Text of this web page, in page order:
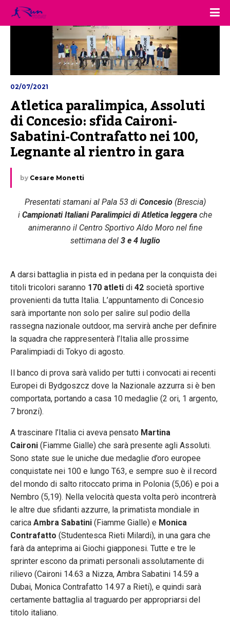
02/07/2021
Atletica paralimpica, Assoluti
di Concesio: sfida Caironi-
Sabatini-Contrafatto nei 100,
Legnante al rientro in gara
by Cesare Monetti
Presentati stamani al Pala 53 di Concesio(Brescia)
i Campionati Italiani Paralimpici di Atletica leggera che
animeranno il Centro Sportivo Aldo Moro nel fine
settimana del 3 e 4 luglio
A darsi battaglia in pista ed in pedana per la conquista dei
titoli tricolori saranno 170 atleti di 42 società sportive
provenienti da tutta Italia. L’appuntamento di Concesio
sarà importante non solo per salire sul podio della
rassegna nazionale outdoor, ma servirà anche per definire
la squadra che rappresenterà l’Italia alle prossime
Paralimpiadi di Tokyo di agosto.
Il banco di prova sarà valido per tutti i convocati ai recenti
Europei di Bydgoszcz dove la Nazionale azzurra si è ben
comportata, portando a casa 10 medaglie (2 ori, 1 argento,
7 bronzi).
A trascinare l’Italia ci aveva pensato Martina
Caironi (Fiamme Gialle) che sarà presente agli Assoluti.
Sono state sue le uniche due medaglie d’oro europee
conquistate nei 100 e lungo T63, e sempre suo è il record
del mondo di salto ritoccato prima in Polonia (5,06) e poi a
Nembro (5,19). Nella velocità questa volta però incontrerà
le altre due sfidanti azzurre, la primatista mondiale in
carica Ambra Sabatini (Fiamme Gialle) e Monica
Contrafatto (Studentesca Rieti Milardi), in una gara che
farà da anteprima ai Giochi giapponesi. Tutte e tre le
sprinter escono da primati personali assolutamente di
rilievo (Caironi 14.63 a Nizza, Ambra Sabatini 14.59 a
Dubai, Monica Contrafatto 14.97 a Rieti), e quindi sarà
certamente battaglia al traguardo per appropriarsi del
titolo italiano.